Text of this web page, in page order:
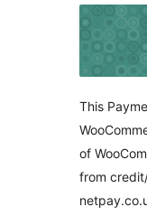
This
of
from